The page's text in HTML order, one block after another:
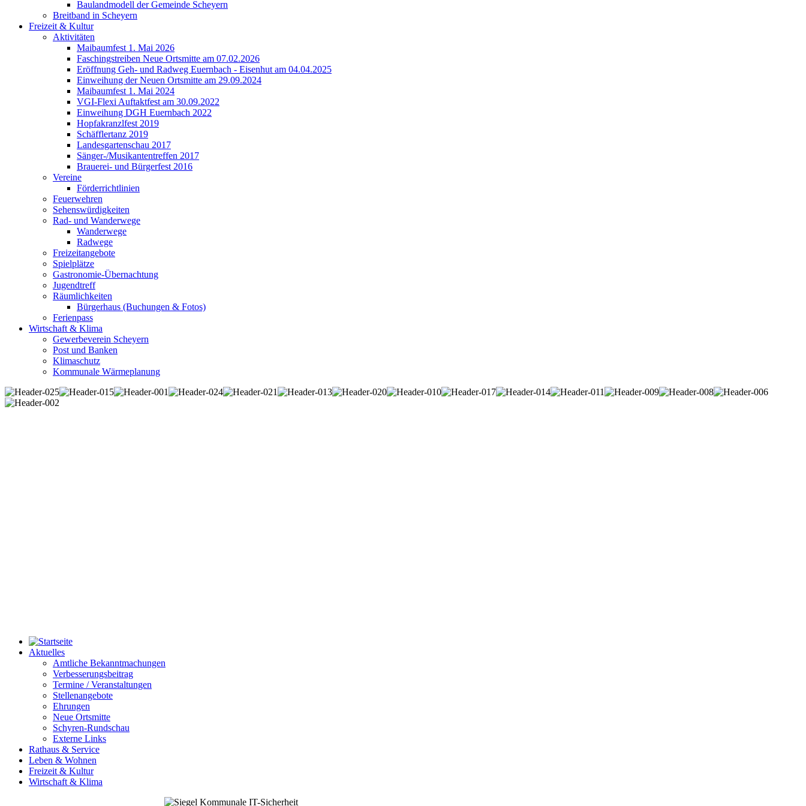
Baulandmodell der Gemeinde Scheyern
Breitband in Scheyern
Freizeit & Kultur
Aktivitäten
Maibaumfest 1. Mai 2026
Faschingstreiben Neue Ortsmitte am 07.02.2026
Eröffnung Geh- und Radweg Euernbach - Eisenhut am 04.04.2025
Einweihung der Neuen Ortsmitte am 29.09.2024
Maibaumfest 1. Mai 2024
VGI-Flexi Auftaktfest am 30.09.2022
Einweihung DGH Euernbach 2022
Hopfakranzlfest 2019
Schäfflertanz 2019
Landesgartenschau 2017
Sänger-/Musikantentreffen 2017
Brauerei- und Bürgerfest 2016
Vereine
Förderrichtlinien
Feuerwehren
Sehenswürdigkeiten
Rad- und Wanderwege
Wanderwege
Radwege
Freizeitangebote
Spielplätze
Gastronomie-Übernachtung
Jugendtreff
Räumlichkeiten
Bürgerhaus (Buchungen & Fotos)
Ferienpass
Wirtschaft & Klima
Gewerbeverein Scheyern
Post und Banken
Klimaschutz
Kommunale Wärmeplanung
Aktuelles
Amtliche Bekanntmachungen
Verbesserungsbeitrag
Termine / Veranstaltungen
Stellenangebote
Ehrungen
Neue Ortsmitte
Schyren-Rundschau
Externe Links
Rathaus & Service
Leben & Wohnen
Freizeit & Kultur
Wirtschaft & Klima